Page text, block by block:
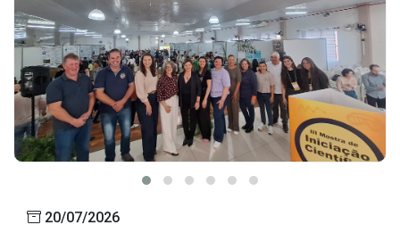
20/07/2026